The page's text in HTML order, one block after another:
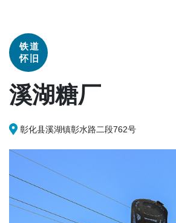
铁道
怀旧
溪湖糖厂
彰化县溪湖镇彰水路二段762号